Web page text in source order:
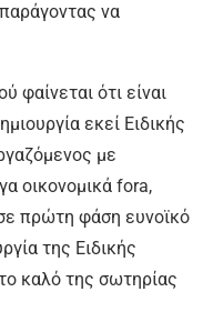
να
φαίνεται ότι είναι
εκεί Ειδικής
με
οικονομικά fora,
πρώτη φάση ευνοϊκό
της Ειδικής
καλό της σωτηρίας